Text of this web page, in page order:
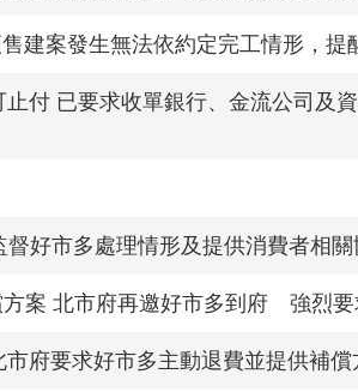
建案發生無法依約定完工情形，提
付 已要求收單銀行、金流公司及
好市多處理情形及提供消費者相關
案 北市府再邀好市多到府 強烈要
府要求好市多主動退費並提供補償